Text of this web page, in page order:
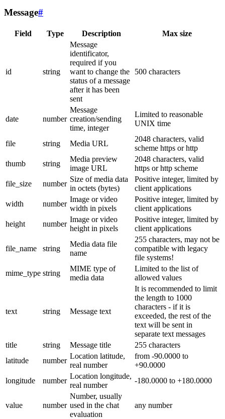
Message#
Field Type Description Max size
id string
Message
identificator,
required if you
want to change the
status of a message
after it has been
sent
500 characters
date number
Message
creation/sending
time, integer
Limited to reasonable
UNIX time
file string Media URL
2048 characters, valid
scheme https or http
thumb
string
Media preview
image URL
2048 characters, valid
https or http scheme
file_size
number
Size of media data
in octets (bytes)
Positive integer, limited by
client applications
width
number
Image or video
width in pixels
Positive integer, limited by
client applications
height
number
Image or video
height in pixels
Positive integer, limited by
client applications
file_name string
Media data file
name
255 characters, may not be
compatible with legacy
file systems!
mime_type string
MIME type of
media data
Limited to the list of
allowed values
text string Message text
It is recommended to limit
the length to 1000
characters - if it is
exceeded, the rest of the
text will be sent in
separate text messages
title
string Message title
255 characters
latitude
number
Location latitude,
real number
from -90.0000 to
+90.0000
longitude
number
Location longitude,
real number
-180.0000 to +180.0000
value number
Number, usually
used in the chat
evaluation
any number